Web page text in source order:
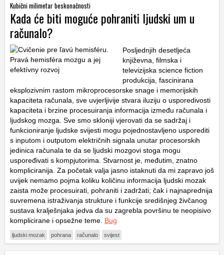
Kubični milimetar beskonačnosti
Kada će biti moguće pohraniti ljudski um u
računalo?
Posljednjih desetljeća
književna, filmska i
televizijska science fiction
produkcija, fascinirana
eksplozivnim rastom mikroprocesorske snage i memorijskih
kapaciteta računala, sve uvjerljivije stvara iluziju o usporedivosti
kapaciteta i brzine procesuiranja informacija između računala i
ljudskog mozga. Sve smo skloniji vjerovati da se sadržaj i
funkcioniranje ljudske svijesti mogu pojednostavljeno usporediti
s inputom i outputom električnih signala unutar procesorskih
jedinica računala te da se ljudski mozgovi stoga mogu
uspoređivati s kompjutorima. Stvarnost je, međutim, znatno
kompliciranija. Za početak valja jasno istaknuti da mi zapravo još
uvijek nemamo pojma koliku količinu informacija ljudski mozak
zaista može procesuirati, pohraniti i zadržati; čak i najnaprednija
suvremena istraživanja strukture i funkcije središnjeg živčanog
sustava kralješnjaka jedva da su zagrebla površinu te neopisivo
komplicirane i opsežne teme. Bug
ljudski mozak pohrana računalo svijest